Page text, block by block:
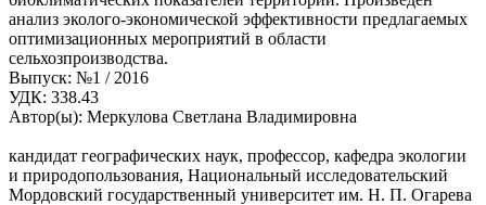
анализ эколого-экономической эффективности предлагаемых
оптимизационных мероприятий в области
сельхозпроизводства.
Выпуск: №1 / 2016
УДК: 338.43
Автор(ы): Меркулова Светлана Владимировна
кандидат географических наук, профессор, кафедра экологии
и природопользования, Национальный исследовательский
Мордовский государственный университет им. Н. П. Огарева